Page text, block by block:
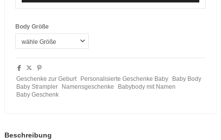
Body Größe
Geschenke zur Geburt Personalisierte Geschenke Baby
Baby Body
Baby Strampler
Namensgeschenke
Babybody mit Namen
Baby Geschenk
Beschreibung